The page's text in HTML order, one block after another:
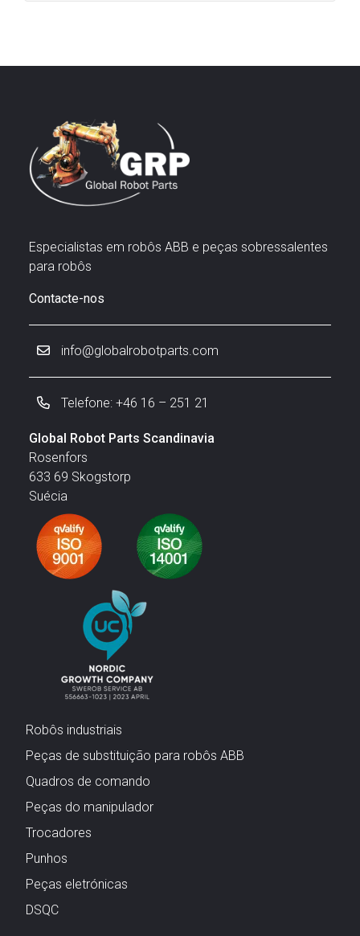
Especialistas em robôs ABB e peças sobressalentes
para robôs
Contacte-nos
info@globalrobotparts.com
Telefone: +46 16 – 251 21
Global Robot Parts Scandinavia
Rosenfors
633 69 Skogstorp
Suécia
Robôs industriais
Peças de substituição para robôs ABB
Quadros de comando
Peças do manipulador
Trocadores
Punhos
Peças eletrónicas
DSQC